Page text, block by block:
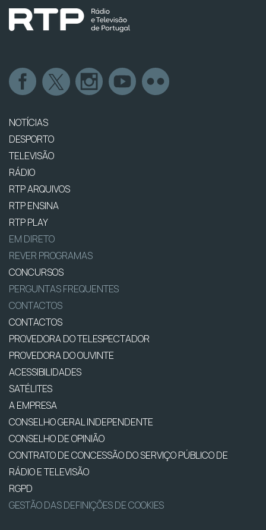
NOTÍCIAS
DESPORTO
TELEVISÃO
RÁDIO
RTP ARQUIVOS
RTP ENSINA
RTP PLAY
EM DIRETO
REVER PROGRAMAS
CONCURSOS
PERGUNTAS FREQUENTES
CONTACTOS
CONTACTOS
PROVEDORA DO TELESPECTADOR
PROVEDORA DO OUVINTE
ACESSIBILIDADES
SATÉLITES
A EMPRESA
CONSELHO GERAL INDEPENDENTE
CONSELHO DE OPINIÃO
CONTRATO DE CONCESSÃO DO SERVIÇO PÚBLICO DE
RÁDIO E TELEVISÃO
RGPD
GESTÃO DAS DEFINIÇÕES DE COOKIES